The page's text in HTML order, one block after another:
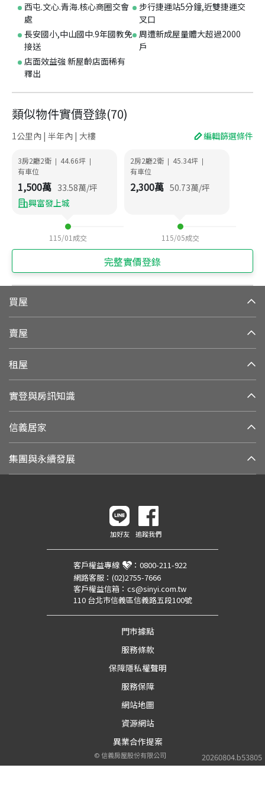
西屯.文心.青海.核心商圈交會
處
步行捷運站5分鐘,近雙捷運交
叉口
長安國小,中山國中.9年國教免
接送
周遭新成屋量體大超過2000
戶
店面效益強 新屋齡店面稀有
釋出
類似物件實價登錄(70)
1公里內 | 半年內 | 大樓 編輯篩選條件
3房2廳2衛 | 44.66坪 |
有車位
1,500萬 33.58萬/坪
興富發上城
115/01 成交
2房2廳2衛 | 45.34坪 |
有車位
2,300萬 50.73萬/坪
115/05成交
完整實價登錄
買屋
賣屋
租屋
實登與房訊知識
信義居家
集團與永續發展
20260804.b53805
加好友 追蹤我們
客戶權益專線 ： 0800-211-922
網路客服： (02)2755-7666
客戶權益信箱： cs@sinyi.com.tw
110 台北市信義區信義路五段100號
門市據點
服務條款
保障隱私權聲明
服務保障
網站地圖
資源網站
異業合作提案
©信義房屋股份有限公司